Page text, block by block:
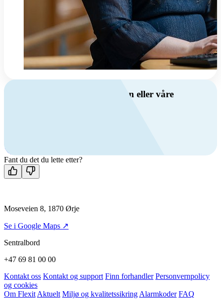
Har du spørsmål om ventilasjon eller våre
Kontakt oss
Fant du det du lette etter?
Moseveien 8, 1870 Ørje
Se i Google Maps ↗
Sentralbord
+47 69 81 00 00
Kontakt oss Kontakt og support Finn forhandler Personvernpolicy
og cookies
Om Flexit Aktuelt Miljø og kvalitetssikring Alarmkoder FAQ